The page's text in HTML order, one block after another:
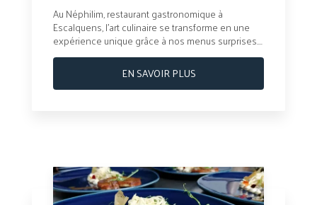
Au Néphilim, restaurant gastronomique à
Escalquens, l’art culinaire se transforme en une
expérience unique grâce à nos menus surprises....
EN SAVOIR PLUS